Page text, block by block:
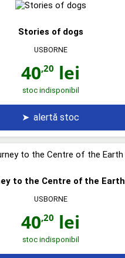
Stories of dogs
USBORNE
40,20 lei
stoc indisponibil
➤ alertă stoc
to the Centre of the Earth
USBORNE
40,20 lei
stoc indisponibil